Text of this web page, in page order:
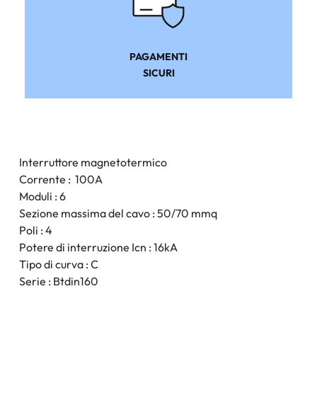
PAGAMENTI
SICURI
Interruttore magnetotermico
Corrente : 100A
Moduli : 6
Sezione massima del cavo : 50/70 mmq
Poli : 4
Potere di interruzione Icn : 16kA
Tipo di curva : C
Serie : Btdin160